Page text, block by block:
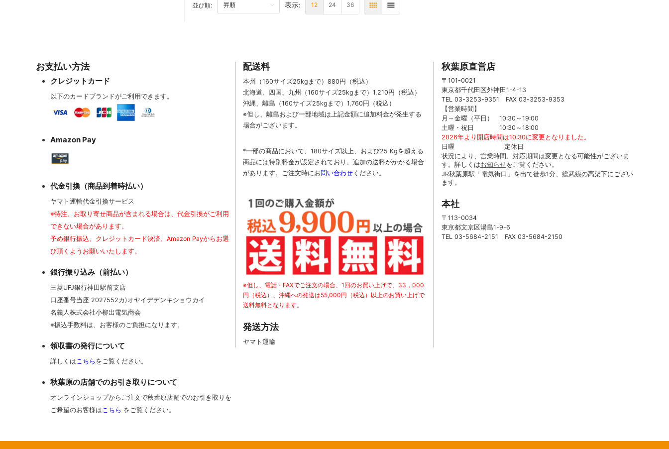
並び順:BOTTOM 表示: 12 24 36 表 リスト
お支払い方法
クレジットカード
以下のカードブランドがご利用できます。
Amazon Pay
代金引換（商品到着時払い）
ヤマト運輸代金引換サービス
※特注、お取り寄せ商品が含まれる場合は、代金引換がご利用
できない場合があります。
予め銀行振込、クレジットカード決済、Amazon Payからお選
び頂くようお願いいたします。
銀行振り込み（前払い）
三菱UFJ銀行神田駅前支店
口座番号当座 2027552カ)オヤイデデンキショウカイ
名義人株式会社小柳出電気商会
※振込手数料は、お客様のご負担になります。
領収書の発行について
詳しくはこちら をご覧ください。
秋葉原の店舗でのお引き取りについて
オンラインショップからご注文で秋葉原店舗でのお引き取りを
ご希望のお客様はこちら をご覧ください。
配送料
本州（160サイズ25kgまで）880円（税込）
北海道、四国、九州
（160サイズ25kgまで） 1,210円（税込）
沖縄、離島 （160サイズ25kgまで） 1,760円（税込）
※但し、離島および一部地域は上記金額に追加料金が発生する
場合がございます。
*一部の商品において、180サイズ以上、および25 Kgを超える
商品には特別料金が設定されており、追加の送料がかかる場合
があります。 ご注文時にお問い合わせ ください。
※但し、電話・FAXでご注文の場合、1回のお買い上げで、33，000
円（税込）、沖縄への発送は55,000円（税込）以上のお買い上げで
送料無料となります。
発送方法
ヤマト運輸
秋葉原直営店
〒101-0021
東京都千代田区外神田1-4-13
TEL 03-3253-9351 FAX 03-3253-9353
【営業時間】
月～金曜（平日） 10:30～19:00
土曜・祝日 10:30～18:00
2026年より開店時間は10:30に変更となりました。
日曜 定休日
状況により、営業時間、対応期間は変更となる可能性がございま
す。詳しくはお知らせをご覧ください。
JR秋葉原駅「電気街口」を出て徒歩1分、総武線の高架下にござい
ます。
本社
〒113-0034
東京都文京区湯島1-9-6
TEL 03-5684-2151 FAX 03-5684-2150